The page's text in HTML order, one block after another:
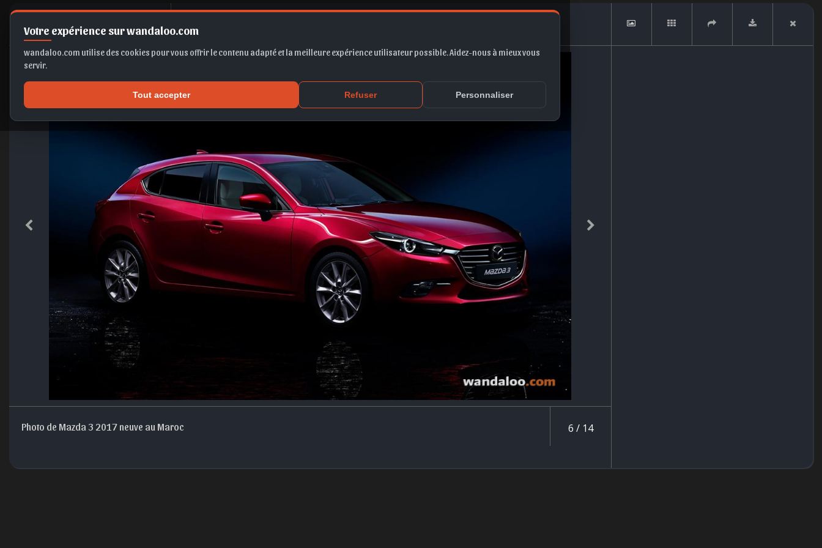
Votre expérience sur wandaloo.com
wandaloo.com utilise des cookies pour vous offrir le contenu adapté et la meilleure expérience utilisateur possible. Aidez-nous à mieux vous
servir.
Tout accepter Refuser Personnaliser
M
Photo de Mazda 3 2017 neuve au Maroc 6 / 14